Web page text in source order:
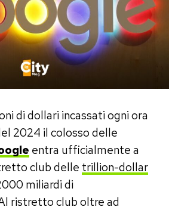
di dollari incassati ogni ora
2024 il colosso delle
entra ufficialmente a
club delle trillion-dollar
miliardi di
ristretto club oltre ad